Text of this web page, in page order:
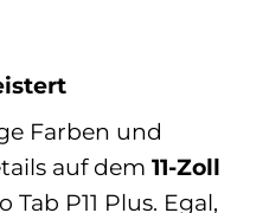
Farben und
auf dem 11-Zoll
Tab P11 Plus. Egal,